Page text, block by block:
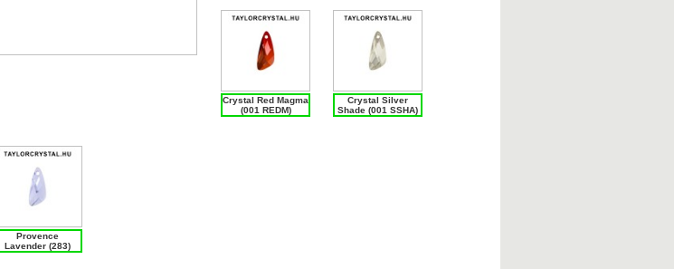
Crystal Red Magma
(001 REDM)
Crystal Silver
Shade (001 SSHA)
Provence
Lavender (283)